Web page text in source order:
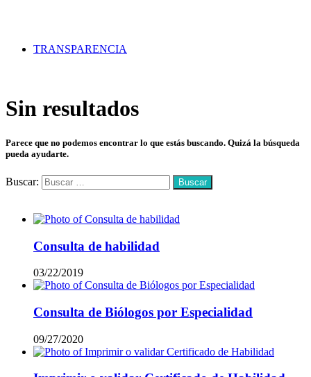
TRANSPARENCIA
Sin resultados
Parece que no podemos encontrar lo que estás buscando. Quizá la búsqueda
pueda ayudarte.
Buscar:
Consulta de habilidad
03/22/2019
Consulta de Biólogos por Especialidad
09/27/2020